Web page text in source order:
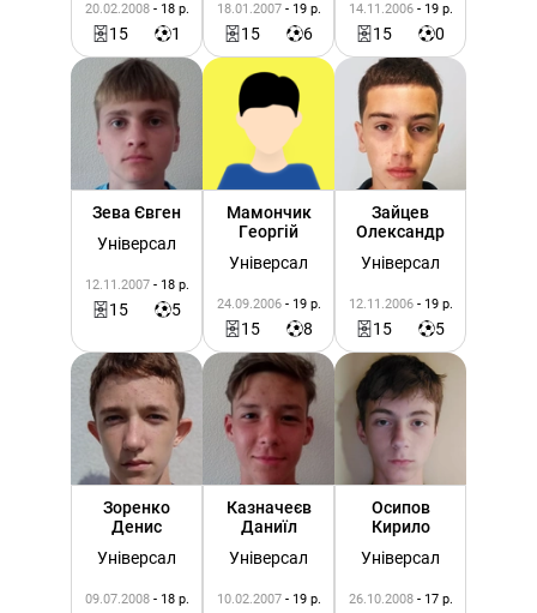
20.02.2008 - 18 р.
15 1
18.01.2007 - 19 р.
15 6
14.11.2006 - 19 р.
15 0
Зева Євген
Універсал
12.11.2007 - 18 р.
15 5
Мамончик
Георгій
Універсал
24.09.2006 - 19 р.
15 8
Зайцев
Олександр
Універсал
12.11.2006 - 19 р.
15 5
Зоренко
Денис
Універсал
09.07.2008 - 18 р.
Казначеєв
Даниїл
Універсал
10.02.2007 - 19 р.
Осипов
Кирило
Універсал
26.10.2008 - 17 р.